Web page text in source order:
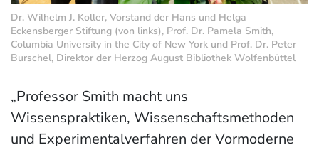
Dr. Wilhelm J. Koller, Vorstand der Hans und Helga
Eckensberger Stiftung (von links), Prof. Dr. Pamela Smith,
Columbia University in the City of New York und Prof. Dr. Peter
Burschel, Direktor der Herzog August Bibliothek Wolfenbüttel
„Professor Smith macht uns
Wissenspraktiken, Wissenschaftsmethoden
und Experimentalverfahren der Vormoderne